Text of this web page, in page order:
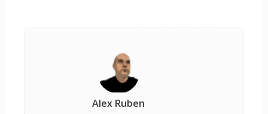
Alex Ruben